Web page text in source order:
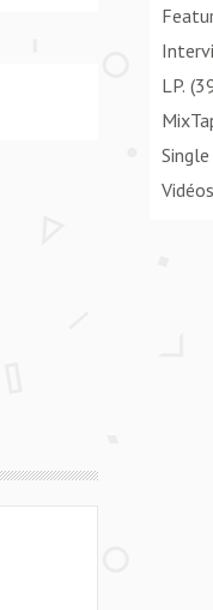
LP.
Single
Vidéos